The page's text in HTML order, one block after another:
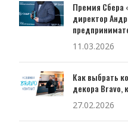
Премия
директор
11.03.2026
Как выбрать
декора Bravo,
27.02.2026